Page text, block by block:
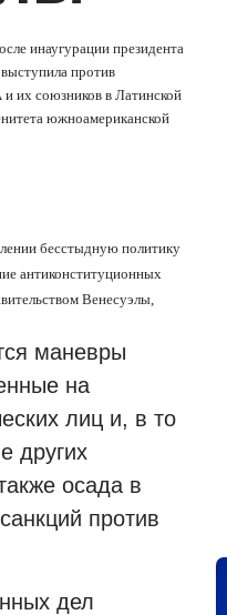
инаугурации президента
против
их союзников в Латинской
южноамериканской
бесстыдную политику
антиконституционных
Венесуэлы,
маневры
на
лиц и, в то
других
осада в
против
дел